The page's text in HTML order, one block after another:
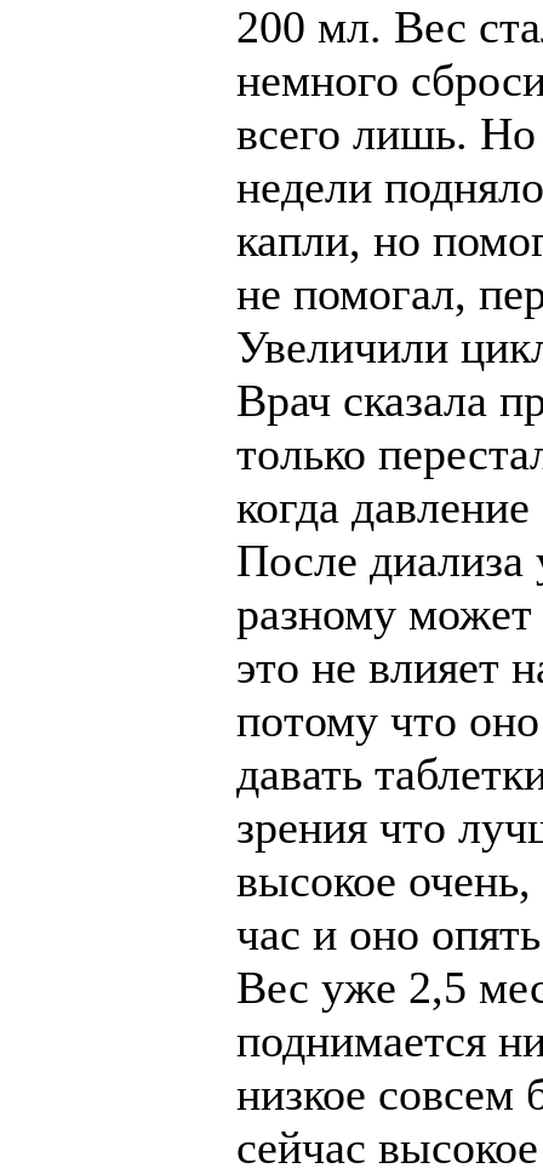
200 мл. Вес
немного
всего лишь. Но
недели
капли, но
не помогал,
Увеличили
Врач сказала
только
когда
После
разному
это не влияет
потому что
давать
зрения что
высокое
час и оно
Вес уже 2,5
поднимается
низкое совсем
сейчас